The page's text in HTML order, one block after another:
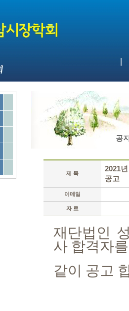
공
제 목
2021
공고
이메일
자 료
재단법인
사 합격자
같이 공고